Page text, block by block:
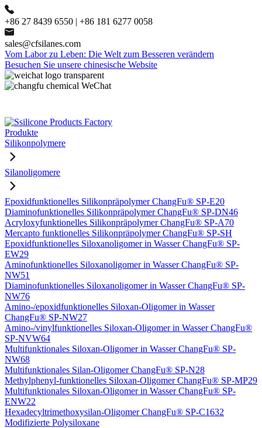
+86 27 8439 6550 | +86 181 6277 0058
sales@cfsilanes.com
Vom Labor zu Leben: Die Welt zum Besseren verändern
Besuchen Sie unsere chinesische Website
Produkte
Silikonpolymere
Silanoligomere
Epoxidfunktionelles Silikonpräpolymer ChangFu® SP-E20
Diaminofunktionelles Silikonpräpolymer ChangFu® SP-DN46
Acryloxyfunktionelles Silikonpräpolymer ChangFu® SP-A70
Mercapto funktionelles Silikonpräpolymer ChangFu® SP-SH
Epoxidfunktionelles Siloxanoligomer in Wasser ChangFu® SP-
EW29
Aminofunktionelles Siloxanoligomer in Wasser ChangFu® SP-
NW51
Diaminofunktionelles Siloxanoligomer in Wasser ChangFu® SP-
NW76
Amino-/epoxidfunktionelles Siloxan-Oligomer in Wasser
ChangFu® SP-NW27
Amino-/vinylfunktionelles Siloxan-Oligomer in Wasser ChangFu®
SP-NVW64
Multifunktionales Siloxan-Oligomer in Wasser ChangFu® SP-
NW68
Multifunktionales Silan-Oligomer ChangFu® SP-N28
Methylphenyl-funktionelles Siloxan-Oligomer ChangFu® SP-MP29
Multifunktionales Siloxan-Oligomer in Wasser ChangFu® SP-
ENW22
Hexadecyltrimethoxysilan-Oligomer ChangFu® SP-C1632
Modifizierte Polysiloxane